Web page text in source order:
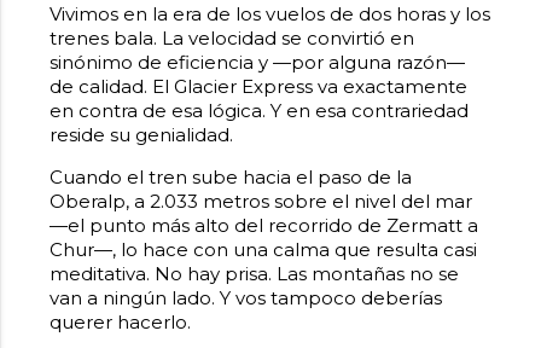
Vivimos en la era de los vuelos de dos horas y los
trenes bala. La velocidad se convirtió en
sinónimo de eficiencia y —por alguna razón—
de calidad. El Glacier Express va exactamente
en contra de esa lógica. Y en esa contrariedad
reside su genialidad.
Cuando el tren sube hacia el paso de la
Oberalp, a 2.033 metros sobre el nivel del mar
—el punto más alto del recorrido de Zermatt a
Chur—, lo hace con una calma que resulta casi
meditativa. No hay prisa. Las montañas no se
van a ningún lado. Y vos tampoco deberías
querer hacerlo.